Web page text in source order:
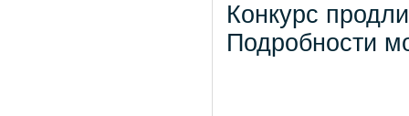
Конкурс
Подробности